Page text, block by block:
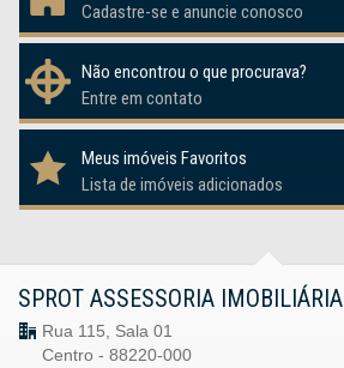
Cadastre-se e anuncie conosco
Não encontrou o que procurava?
Entre em contato
Meus imóveis Favoritos
Lista de imóveis adicionados
SPROT ASSESSORIA IMOBILIÁRIA
Rua 115, Sala 01
Centro - 88220-000